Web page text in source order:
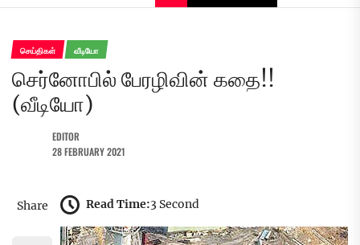
செய்திகள் வீடியோ
செர்னோபில் பேரழிவின் கதை!!
(வீடியோ)
EDITOR
28 FEBRUARY 2021
Share Read Time:3 Second